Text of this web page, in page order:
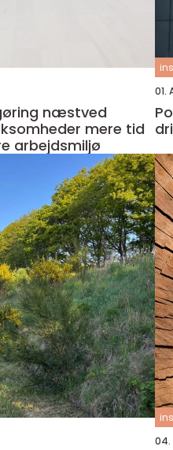
næstved
mere tid
arbejdsmiljø
01.
04.